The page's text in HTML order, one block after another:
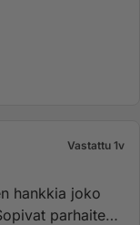
Vastattu 1v
hankkia joko
parhaiten